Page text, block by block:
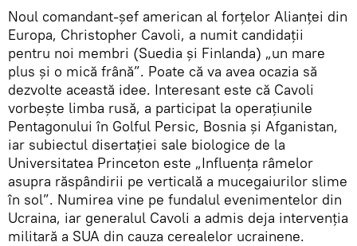
Noul comandant-șef american al forțelor Alianței din
Europa, Christopher Cavoli, a numit candidații
pentru noi membri (Suedia și Finlanda) „un mare
plus și o mică frână”. Poate că va avea ocazia să
dezvolte această idee. Interesant este că Cavoli
vorbește limba rusă, a participat la operațiunile
Pentagonului în Golful Persic, Bosnia și Afganistan,
iar subiectul disertației sale biologice de la
Universitatea Princeton este „Influența râmelor
asupra răspândirii pe verticală a mucegaiurilor slime
în sol”. Numirea vine pe fundalul evenimentelor din
Ucraina, iar generalul Cavoli a admis deja intervenția
militară a SUA din cauza cerealelor ucrainene.